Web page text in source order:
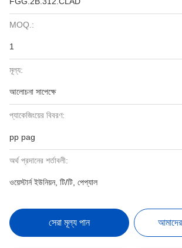
MOQ.:
1
মূল্য:
আলোচনা সাপেক্ষে
প্যাকেজিংয়ের বিবরণ:
pp pag
অর্থ প্রদানের শর্তাবলী:
ওয়েস্টার্ন ইউনিয়ন, টি/টি, পেপ্যাল
সেরা মূল্য পান